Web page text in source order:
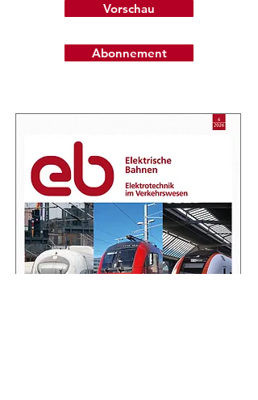
Vorschau
Abonnement